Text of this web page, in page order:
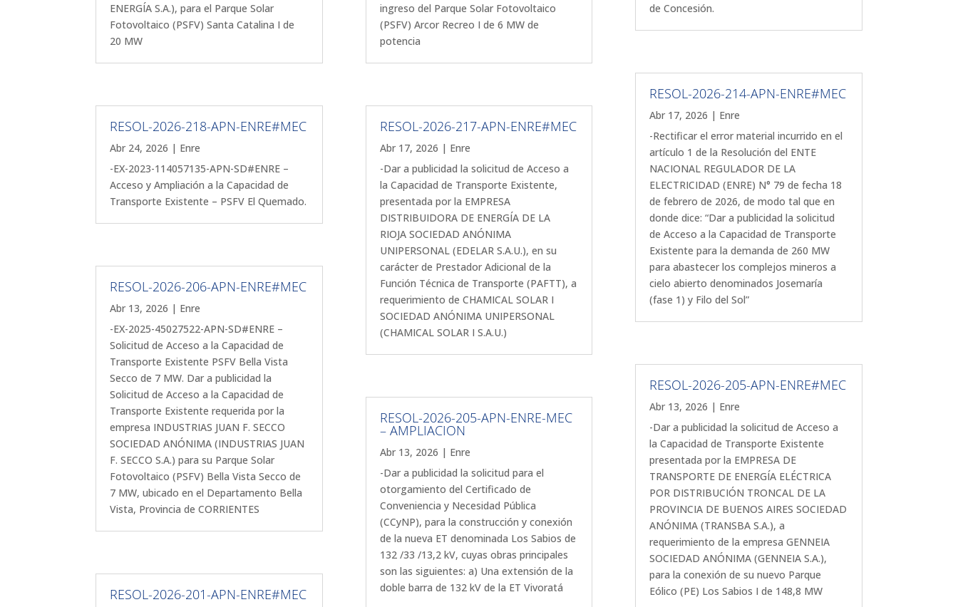
ENERGÍA S.A.), para el Parque Solar
Fotovoltaico (PSFV) Santa Catalina I de
20 MW
RESOL-2026-218-APN-ENRE#MEC
Abr 24, 2026 | Enre
-EX-2023-114057135-APN-SD#ENRE –
Acceso y Ampliación a la Capacidad de
Transporte Existente – PSFV El Quemado.
RESOL-2026-206-APN-ENRE#MEC
Abr 13, 2026 | Enre
-EX-2025-45027522-APN-SD#ENRE –
Solicitud de Acceso a la Capacidad de
Transporte Existente PSFV Bella Vista
Secco de 7 MW. Dar a publicidad la
Solicitud de Acceso a la Capacidad de
Transporte Existente requerida por la
empresa INDUSTRIAS JUAN F. SECCO
SOCIEDAD ANÓNIMA (INDUSTRIAS JUAN
F. SECCO S.A.) para su Parque Solar
Fotovoltaico (PSFV) Bella Vista Secco de
7 MW, ubicado en el Departamento Bella
Vista, Provincia de CORRIENTES
RESOL-2026-201-APN-ENRE#MEC
ingreso del Parque Solar Fotovoltaico
(PSFV) Arcor Recreo I de 6 MW de
potencia
RESOL-2026-217-APN-ENRE#MEC
Abr 17, 2026 | Enre
-Dar a publicidad la solicitud de Acceso a
la Capacidad de Transporte Existente,
presentada por la EMPRESA
DISTRIBUIDORA DE ENERGÍA DE LA
RIOJA SOCIEDAD ANÓNIMA
UNIPERSONAL (EDELAR S.A.U.), en su
carácter de Prestador Adicional de la
Función Técnica de Transporte (PAFTT), a
requerimiento de CHAMICAL SOLAR I
SOCIEDAD ANÓNIMA UNIPERSONAL
(CHAMICAL SOLAR I S.A.U.)
RESOL-2026-205-APN-ENRE-MEC
– AMPLIACION
Abr 13, 2026 | Enre
-Dar a publicidad la solicitud para el
otorgamiento del Certificado de
Conveniencia y Necesidad Pública
(CCyNP), para la construcción y conexión
de la nueva ET denominada Los Sabios de
132 /33 /13,2 kV, cuyas obras principales
son las siguientes: a) Una extensión de la
doble barra de 132 kV de la ET Vivoratá
de Concesión.
RESOL-2026-214-APN-ENRE#MEC
Abr 17, 2026 | Enre
-Rectificar el error material incurrido en el
artículo 1 de la Resolución del ENTE
NACIONAL REGULADOR DE LA
ELECTRICIDAD (ENRE) N° 79 de fecha 18
de febrero de 2026, de modo tal que en
donde dice: “Dar a publicidad la solicitud
de Acceso a la Capacidad de Transporte
Existente para la demanda de 260 MW
para abastecer los complejos mineros a
cielo abierto denominados Josemaría
(fase 1) y Filo del Sol”
RESOL-2026-205-APN-ENRE#MEC
Abr 13, 2026 | Enre
-Dar a publicidad la solicitud de Acceso a
la Capacidad de Transporte Existente
presentada por la EMPRESA DE
TRANSPORTE DE ENERGÍA ELÉCTRICA
POR DISTRIBUCIÓN TRONCAL DE LA
PROVINCIA DE BUENOS AIRES SOCIEDAD
ANÓNIMA (TRANSBA S.A.), a
requerimiento de la empresa GENNEIA
SOCIEDAD ANÓNIMA (GENNEIA S.A.),
para la conexión de su nuevo Parque
Eólico (PE) Los Sabios I de 148,8 MW